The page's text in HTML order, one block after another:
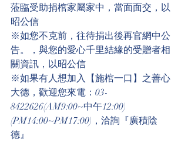
蒞臨受助捐棺家屬家中，當面面交，以
昭公信
※如您不克前，往待捐出後再官網中公
告。，與您的愛心千里結緣的受贈者相
關資訊，以昭公信
※如果有人想加入【施棺一口】之善心
大德，歡迎您來電：03-
8422626(AM9:00~中午12:00)
(PM14:00~PM17:00)，洽詢『廣積陰
德』